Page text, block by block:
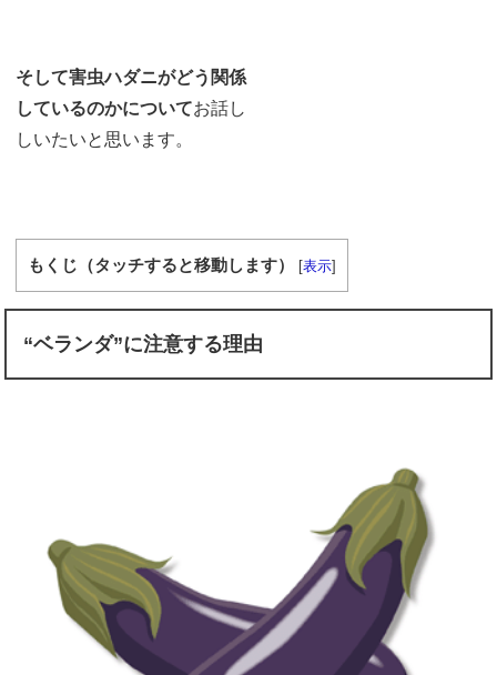
そして害虫ハダニがどう関係
しているのかについてお話し
しいたいと思います。
もくじ（タッチすると移動します） [表示]
“ベランダ”に注意する理由